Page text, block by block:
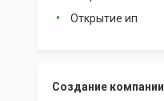
Открытие ип
Создание компании